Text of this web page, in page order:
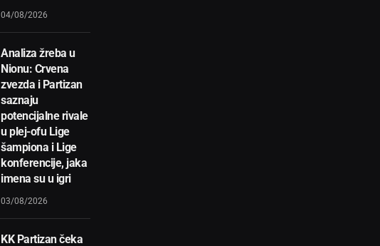
04/08/2026
Analiza žreba u
Nionu: Crvena
zvezda i Partizan
saznaju
potencijalne rivale
u plej-ofu Lige
šampiona i Lige
konferencije, jaka
imena su u igri
03/08/2026
KK Partizan čeka